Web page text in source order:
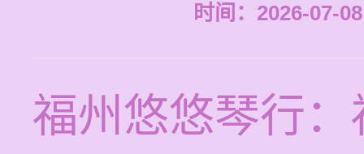
时间：2026-07-
福州悠悠琴行